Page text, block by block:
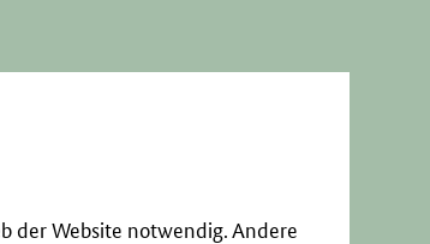
der Website notwendig. Andere